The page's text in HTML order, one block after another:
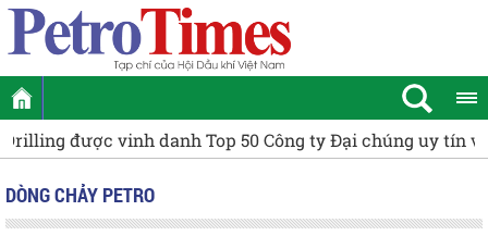
[VIDEO] Petrovietnam thúc đẩy tiến độ Dự án NMNĐ
DÒNG CHẢY PETRO